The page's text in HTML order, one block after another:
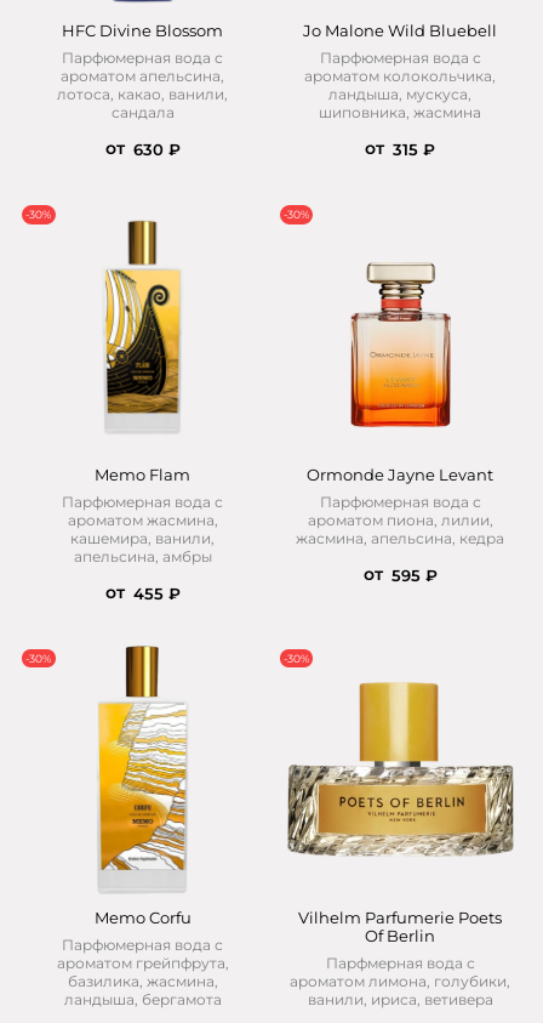
HFC Divine Blossom
Парфюмерная вода с
ароматом апельсина,
лотоса, какао, ванили,
сандала
от 630 ₽
Jo Malone Wild Bluebell
Парфюмерная вода с
ароматом колокольчика,
ландыша, мускуса,
шиповника, жасмина
от 315 ₽
-30%
Memo Flam
Парфюмерная вода с
ароматом жасмина,
кашемира, ванили,
апельсина, амбры
от 455 ₽
-30%
Ormonde Jayne Levant
Парфюмерная вода с
ароматом пиона, лилии,
жасмина, апельсина, кедра
от 595 ₽
-30%
Memo Corfu
Парфюмерная вода с
ароматом грейпфрута,
базилика, жасмина,
ландыша, бергамота
-30%
Vilhelm Parfumerie Poets
Of Berlin
Парфмерная вода с
ароматом лимона, голубики,
ванили, ириса, ветивера